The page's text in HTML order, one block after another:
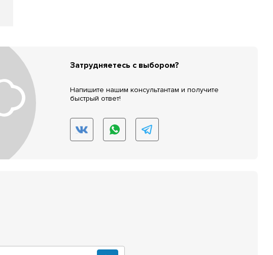
Затрудняетесь с выбором?
Напишите нашим консультантам и получите
быстрый ответ!